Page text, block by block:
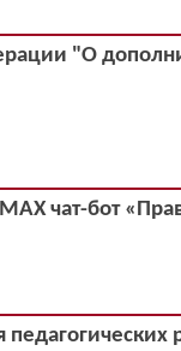
"О
чат-бот